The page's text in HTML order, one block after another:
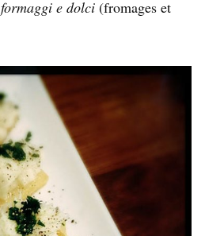
formaggi e dolci (fromages et